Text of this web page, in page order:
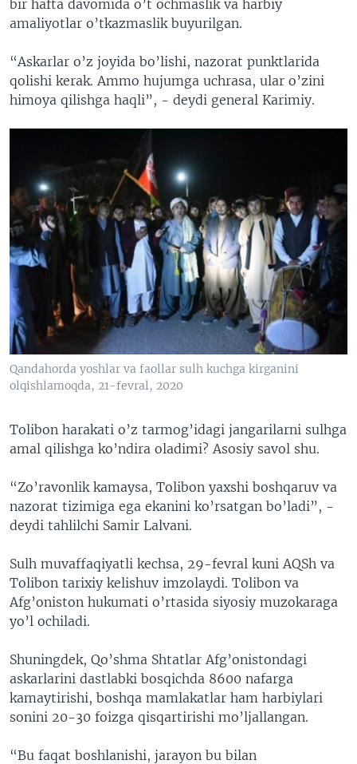
bir hafta davomida o’t ochmaslik va harbiy
amaliyotlar o’tkazmaslik buyurilgan.
“Askarlar o’z joyida bo’lishi, nazorat punktlarida
qolishi kerak. Ammo hujumga uchrasa, ular o’zini
himoya qilishga haqli”, - deydi general Karimiy.
Qandahorda yoshlar va faollar sulh kuchga kirganini
olqishlamoqda, 21-fevral, 2020
Tolibon harakati o’z tarmog’idagi jangarilarni sulhga
amal qilishga ko’ndira oladimi? Asosiy savol shu.
“Zo’ravonlik kamaysa, Tolibon yaxshi boshqaruv va
nazorat tizimiga ega ekanini ko’rsatgan bo’ladi”, -
deydi tahlilchi Samir Lalvani.
Sulh muvaffaqiyatli kechsa, 29-fevral kuni AQSh va
Tolibon tarixiy kelishuv imzolaydi. Tolibon va
Afg’oniston hukumati o’rtasida siyosiy muzokaraga
yo’l ochiladi.
Shuningdek, Qo’shma Shtatlar Afg’onistondagi
askarlarini dastlabki bosqichda 8600 nafarga
kamaytirishi, boshqa mamlakatlar ham harbiylari
sonini 20-30 foizga qisqartirishi mo’ljallangan.
“Bu faqat boshlanishi, jarayon bu bilan